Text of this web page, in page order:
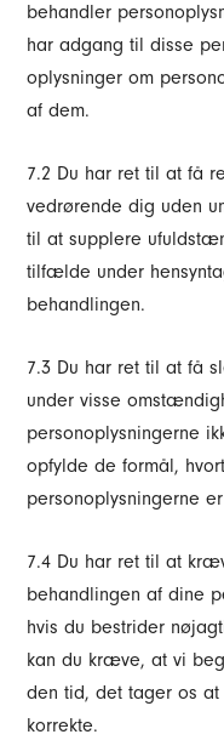
behandler
har adgang til disse
oplysninger om
af dem.
7.2 Du har ret til at få
vedrørende dig uden
til at supplere
tilfælde under
behandlingen.
7.3 Du har ret til at få
under visse
personoplysningerne
opfylde de formål,
personoplysningerne
7.4 Du har ret til at
behandlingen af dine
hvis du bestrider
kan du kræve, at vi
den tid, det tager os
korrekte.